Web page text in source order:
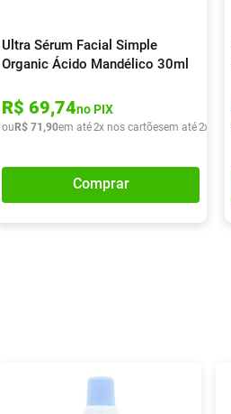
R$ 36,20
Ultra Sérum Facial Simple
Organic Ácido Mandélico 30ml
R$ 69,74no PIX
ou R$ 71 ,90em até2x nos cartõesem até2x de
Comprar